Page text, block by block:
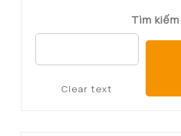
Tìm kiếm
Clear text